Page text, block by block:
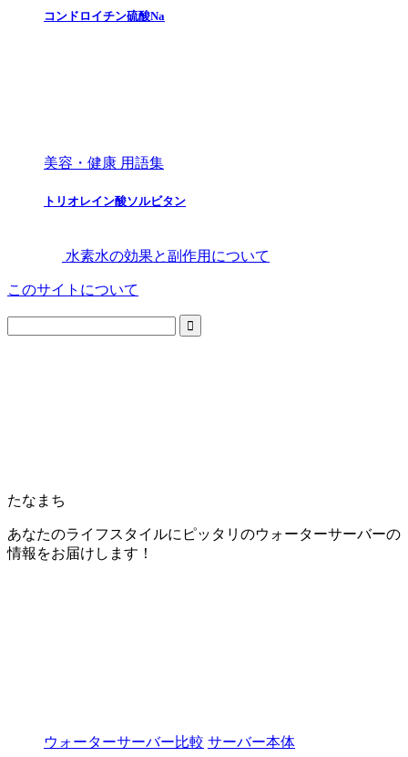
コンドロイチン硫酸Na
美容・健康 用語集
トリオレイン酸ソルビタン
水素水の効果と副作用について
このサイトについて
たなまち
あなたのライフスタイルにピッタリのウォーターサーバーの
情報をお届けします！
ウォーターサーバー比較 サーバー本体